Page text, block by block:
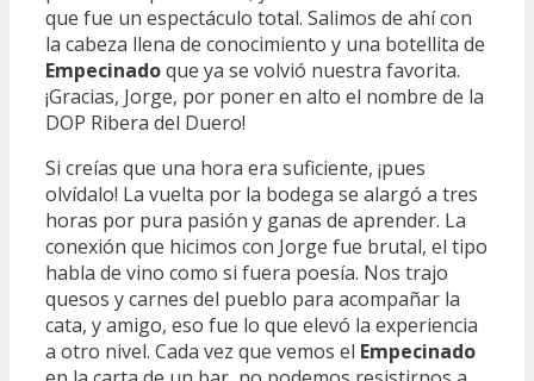
que fue un espectáculo total. Salimos de ahí con
la cabeza llena de conocimiento y una botellita de
Empecinadoque ya se volvió nuestra favorita.
¡Gracias, Jorge, por poner en alto el nombre de la
DOP Ribera del Duero!
Si creías que una hora era suficiente, ¡pues
olvídalo! La vuelta por la bodega se alargó a tres
horas por pura pasión y ganas de aprender. La
conexión que hicimos con Jorge fue brutal, el tipo
habla de vino como si fuera poesía. Nos trajo
quesos y carnes del pueblo para acompañar la
cata, y amigo, eso fue lo que elevó la experiencia
a otro nivel. Cada vez que vemos el Empecinado